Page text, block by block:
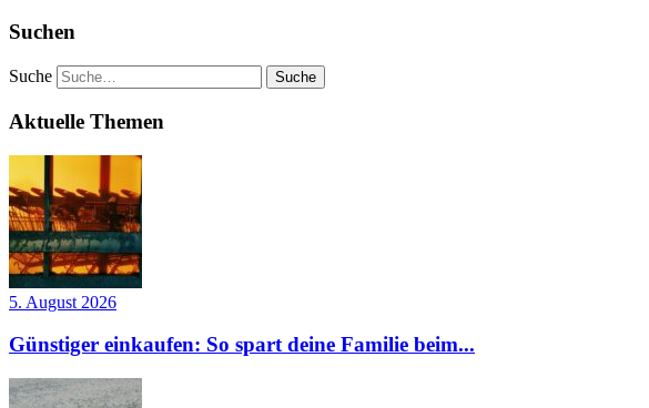
Suchen
Suche
Aktuelle Themen
5. August 2026
Günstiger einkaufen: So spart deine Familie beim...